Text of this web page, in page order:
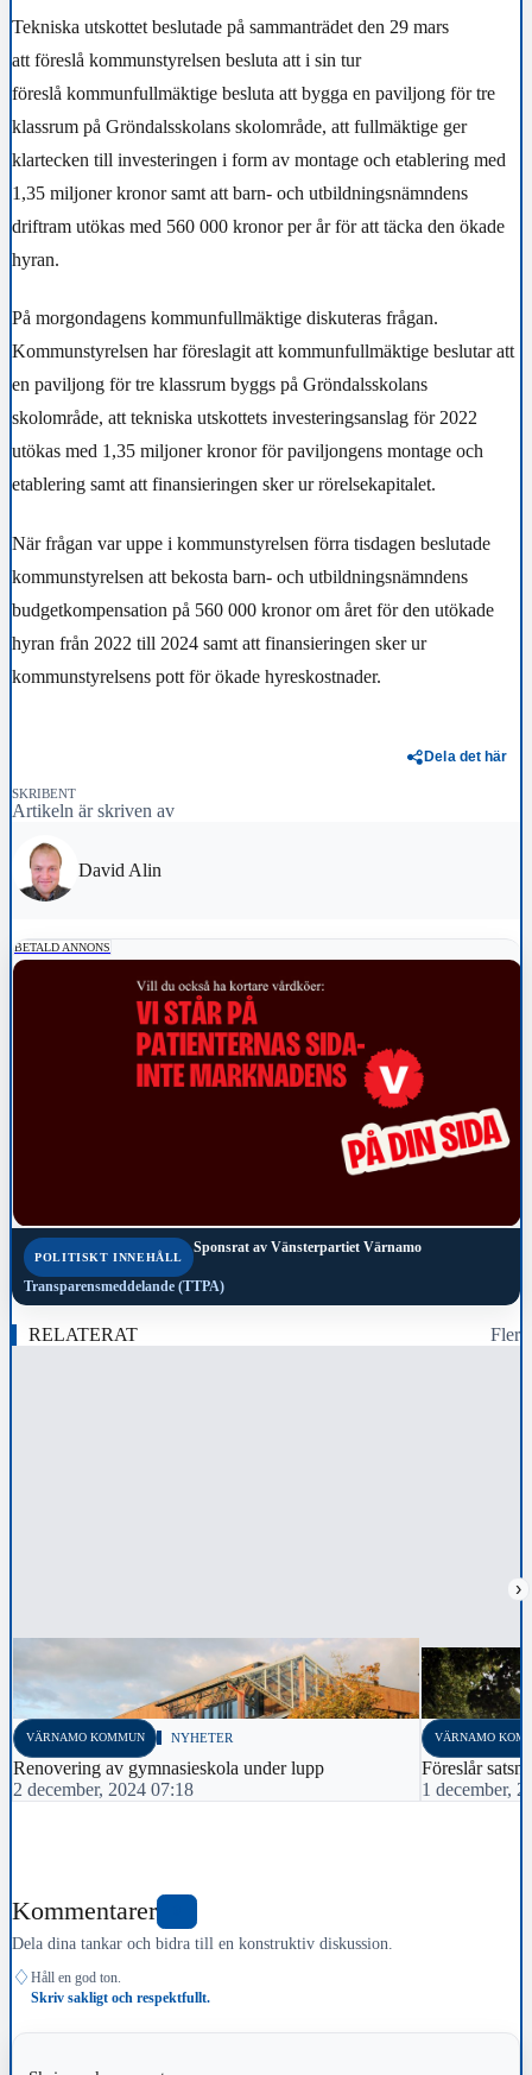
Tekniska utskottet beslutade på sammanträdet den 29 mars
att föreslå kommunstyrelsen besluta att i sin tur
föreslå kommunfullmäktige besluta att bygga en paviljong för tre
klassrum på Gröndalsskolans skolområde, att fullmäktige ger
klartecken till investeringen i form av montage och etablering med
1,35 miljoner kronor samt att barn- och utbildningsnämndens
driftram utökas med 560 000 kronor per år för att täcka den ökade
hyran.
På morgondagens kommunfullmäktige diskuteras frågan.
Kommunstyrelsen har föreslagit att kommunfullmäktige beslutar att
en paviljong för tre klassrum byggs på Gröndalsskolans
skolområde, att tekniska utskottets investeringsanslag för 2022
utökas med 1,35 miljoner kronor för paviljongens montage och
etablering samt att finansieringen sker ur rörelsekapitalet.
När frågan var uppe i kommunstyrelsen förra tisdagen beslutade
kommunstyrelsen att bekosta barn- och utbildningsnämndens
budgetkompensation på 560 000 kronor om året för den utökade
hyran från 2022 till 2024 samt att finansieringen sker ur
kommunstyrelsens pott för ökade hyreskostnader.
Dela det här
SKRIBENT
Artikeln är skriven av
David Alin
BETALD ANNONS
POLITISKT INNEHÅLL
Sponsrat av Vänsterpartiet Värnamo
Transparensmeddelande (TTPA)
RELATERAT Fler
›
VÄRNAMO KOMMUN NYHETER
Renovering av gymnasieskola under lupp
2 december, 2024 07:18
VÄRNAMO
Föreslår
1 december,
Kommentarer
Dela dina tankar och bidra till en konstruktiv diskussion.
♢ Håll en god ton.
Skriv sakligt och respektfullt.